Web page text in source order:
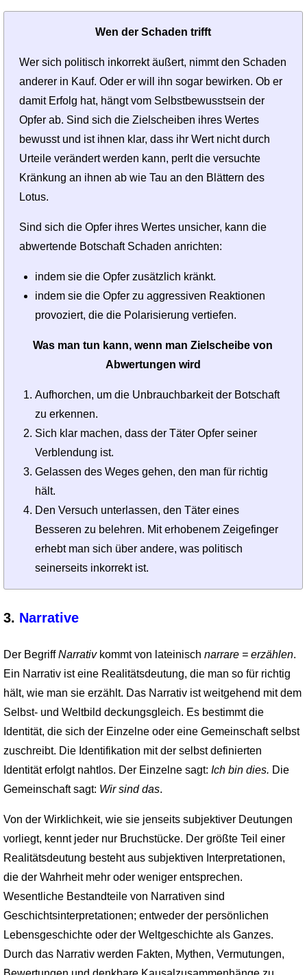
Wen der Schaden trifft
Wer sich politisch inkorrekt äußert, nimmt den Schaden
anderer in Kauf. Oder er will ihn sogar bewirken. Ob er
damit Erfolg hat, hängt vom Selbstbewusstsein der
Opfer ab. Sind sich die Zielscheiben ihres Wertes
bewusst und ist ihnen klar, dass ihr Wert nicht durch
Urteile verändert werden kann, perlt die versuchte
Kränkung an ihnen ab wie Tau an den Blättern des
Lotus.
Sind sich die Opfer ihres Wertes unsicher, kann die
abwertende Botschaft Schaden anrichten:
indem sie die Opfer zusätzlich kränkt.
indem sie die Opfer zu aggressiven Reaktionen
provoziert, die die Polarisierung vertiefen.
Was man tun kann, wenn man Zielscheibe von
Abwertungen wird
Aufhorchen, um die Unbrauchbarkeit der Botschaft
zu erkennen.
Sich klar machen, dass der Täter Opfer seiner
Verblendung ist.
Gelassen des Weges gehen, den man für richtig
hält.
Den Versuch unterlassen, den Täter eines
Besseren zu belehren. Mit erhobenem Zeigefinger
erhebt man sich über andere, was politisch
seinerseits inkorrekt ist.
3. Narrative
Der BegriffNarrativkommt von lateinisch narrare = erzählen.
Ein Narrativ ist eine Realitätsdeutung, die man so für richtig
hält, wie man sie erzählt. Das Narrativ ist weitgehend mit dem
Selbst- und Weltbild deckungsgleich. Es bestimmt die
Identität, die sich der Einzelne oder eine Gemeinschaft selbst
zuschreibt. Die Identifikation mit der selbst definierten
Identität erfolgt nahtlos. Der Einzelne sagt: Ich bin dies. Die
Gemeinschaft sagt: Wir sind das.
Von der Wirklichkeit, wie sie jenseits subjektiver Deutungen
vorliegt, kennt jeder nur Bruchstücke. Der größte Teil einer
Realitätsdeutung besteht aus subjektiven Interpretationen,
die der Wahrheit mehr oder weniger entsprechen.
Wesentliche Bestandteile von Narrativen sind
Geschichtsinterpretationen; entweder der persönlichen
Lebensgeschichte oder der Weltgeschichte als Ganzes.
Durch das Narrativ werden Fakten, Mythen, Vermutungen,